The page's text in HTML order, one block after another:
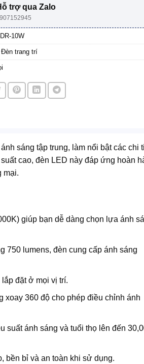
trợ qua Zalo
10W
Đèn trang trí
sáng tập trung, làm nổi bật các chi
cao, đèn LED này đáp ứng hoàn
mại.
giúp bạn dễ dàng chọn lựa ánh
750 lumens, đèn cung cấp ánh sáng
đặt ở mọi vị trí.
xoay 360 độ cho phép điều chỉnh ánh
suất ánh sáng và tuổi thọ lên đến
bền bỉ và an toàn khi sử dụng.